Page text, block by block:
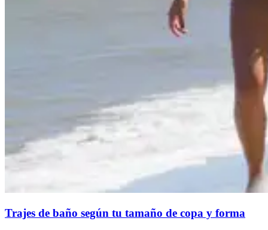
Trajes de baño según tu tamaño de copa y forma